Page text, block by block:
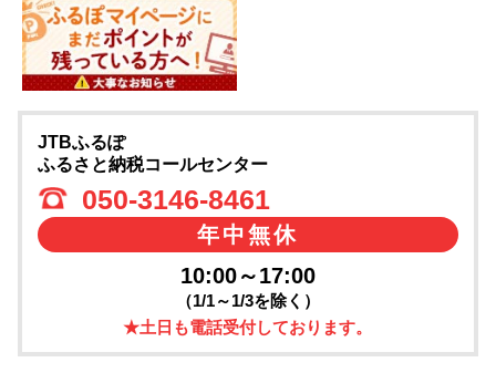
JTBふるぽ
ふるさと納税コールセンター
050-3146-8461
年中無休
10:00～17:00
（1/1～1/3を除く）
★土日も電話受付しております。